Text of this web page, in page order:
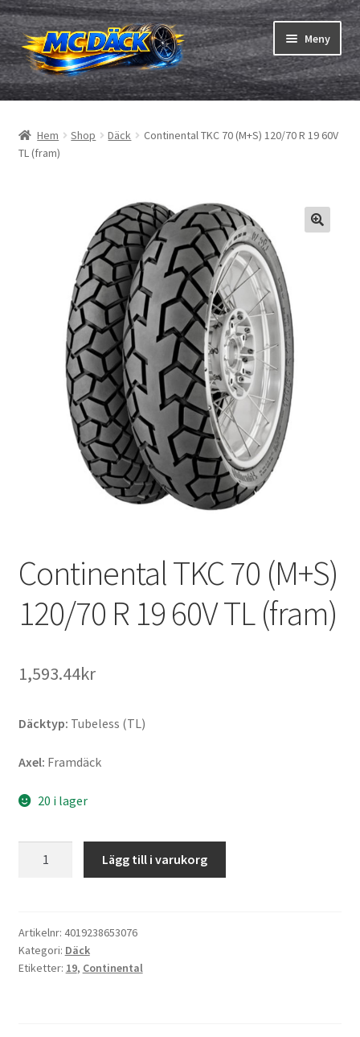
Hoppa
till
navigering
Hoppa
till
innehåll
Meny
Däck
Slangar & fälgband
Hem Shop Däck
Continental TKC 70 (M+S) 120/70 R 19 60V
TL (fram)
Continental TKC 70 (M+S)
120/70 R 19 60V TL (fram)
1,593.44kr
Däcktyp: Tubeless (TL)
Axel: Framdäck
20 i lager
120/70
R
19
Lägg till i varukorg
Artikelnr: 4019238653076
Kategori: Däck
Etiketter: 19, Continental